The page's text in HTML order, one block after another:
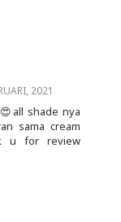
2021
shade nya
sama cream
u for review